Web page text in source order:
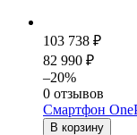
103 738 ₽
82 990 ₽
–20%
0 отзывов
Смартфон
В корзину